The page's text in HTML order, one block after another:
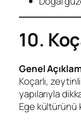
10.
Genel
Koçarlı,
yapılarıyla
Ege kültürünü